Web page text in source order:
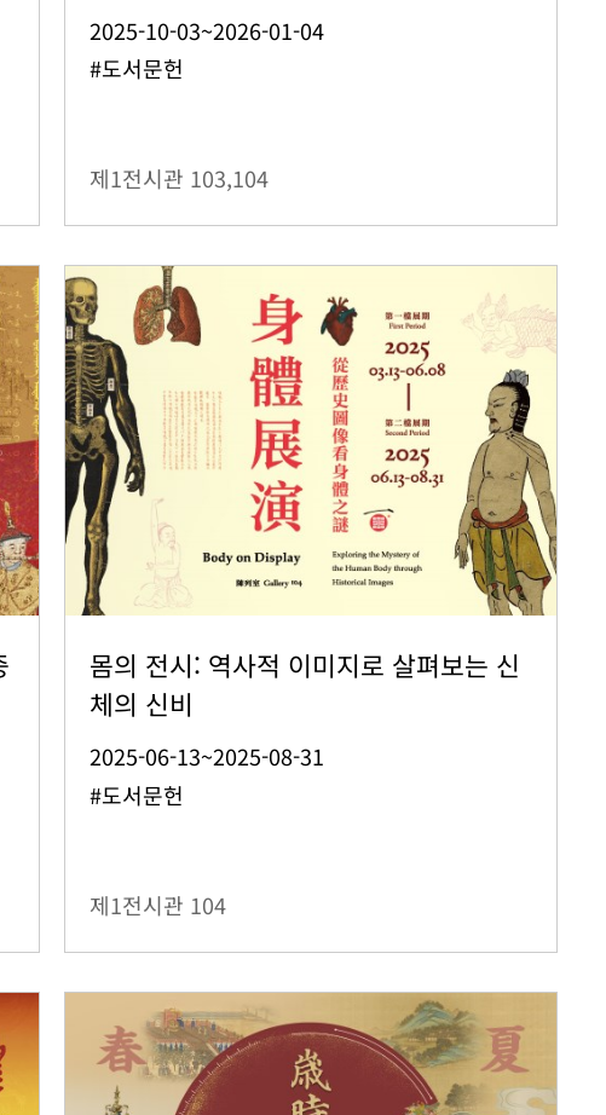
2025-10-03~2026-01-04
#도서문헌
제1전시관 103,104
몸의 전시: 역사적 이미지로 살펴보는 신
체의 신비
2025-06-13~2025-08-31
#도서문헌
제1전시관 104